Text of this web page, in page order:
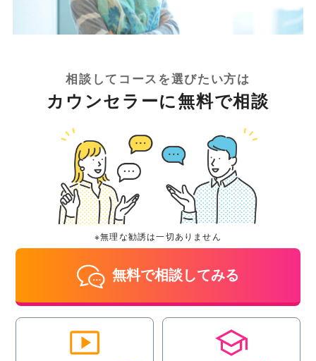
相談してコースを選びたい方は
カウンセラーに無料で相談
※無理な勧誘は一切ありません
無料で相談してみる